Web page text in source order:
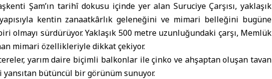
Şam’ın tarihî dokusu içinde yer alan Suruciye Çarşısı, yaklaşık
kentin zanaatkârlık geleneğini ve mimari belleğini bugüne
olmayı sürdürüyor. Yaklaşık 500 metre uzunluğundaki çarşı, Memlük
mimari özellikleriyle dikkat çekiyor.
yarım daire biçimli balkonlar ile çinko ve ahşaptan oluşan tavan
yansıtan bütüncül bir görünüm sunuyor.